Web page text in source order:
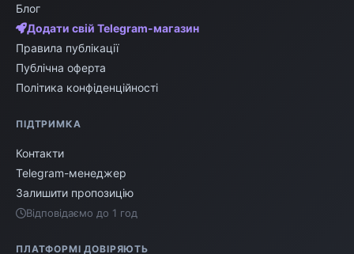
Блог
Додати свій Telegram-магазин
Правила публікації
Публічна оферта
Політика конфіденційності
ПІДТРИМКА
Контакти
Telegram-менеджер
Залишити пропозицію
Відповідаємо до 1 год
ПЛАТФОРМІ ДОВІРЯЮТЬ